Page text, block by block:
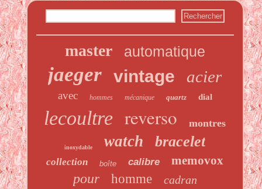
master automatique
jaeger vintage acier
avec hommes mécanique quartz dial
lecoultre reverso montres
inoxydable watch bracelet
collection boîte calibre memovox
pour homme cadran